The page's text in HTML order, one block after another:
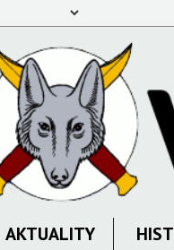
AKTUALITY